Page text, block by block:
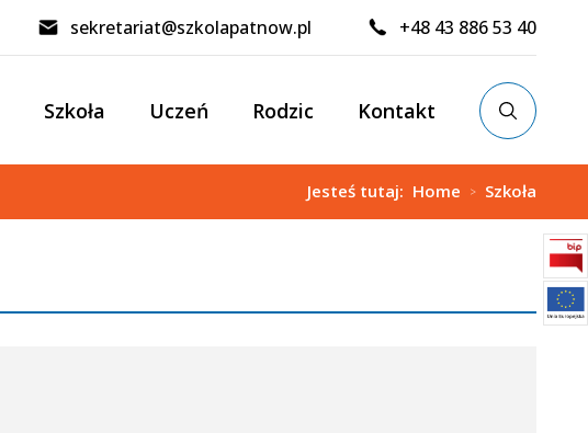
sekretariat@szkolapatnow.pl +48 43 886 53 40
Szkoła Uczeń Rodzic Kontakt
Jesteś tutaj: Home > Szkoła